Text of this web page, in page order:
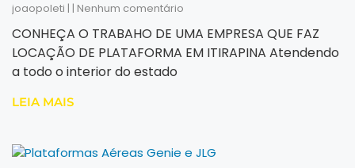
joaopoleti Nenhum comentário
CONHEÇA O TRABAHO DE UMA EMPRESA QUE FAZ
LOCAÇÃO DE PLATAFORMA EM ITIRAPINA Atendendo
a todo o interior do estado
LEIA MAIS